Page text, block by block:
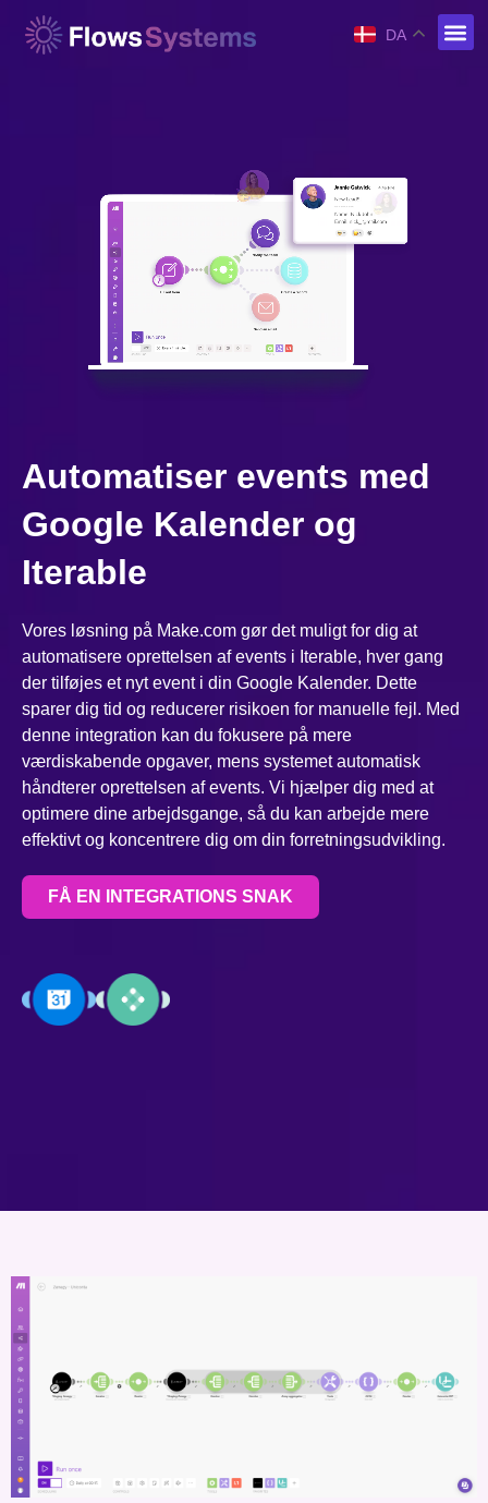
DA
Automatiser events med
Google Kalender og
Iterable
Vores løsning på Make.com gør det muligt for dig at
automatisere oprettelsen af events i Iterable, hver gang
der tilføjes et nyt event i din Google Kalender. Dette
sparer dig tid og reducerer risikoen for manuelle fejl. Med
denne integration kan du fokusere på mere
værdiskabende opgaver, mens systemet automatisk
håndterer oprettelsen af events. Vi hjælper dig med at
optimere dine arbejdsgange, så du kan arbejde mere
effektivt og koncentrere dig om din forretningsudvikling.
FÅ EN INTEGRATIONS SNAK